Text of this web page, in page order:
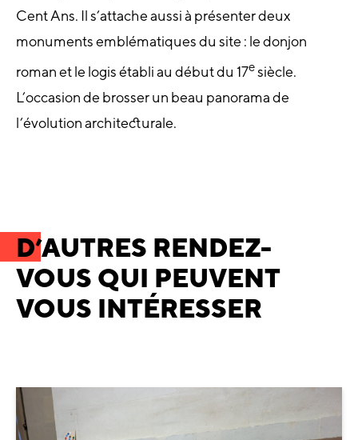
Cent Ans. Il s’attache aussi à présenter deux
monuments emblématiques du site : le donjon
roman et le logis établi au début du 17esiècle.
L’occasion de brosser un beau panorama de
l’évolution architecturale.
D’AUTRES RENDEZ-
VOUS QUI PEUVENT
VOUS INTÉRESSER